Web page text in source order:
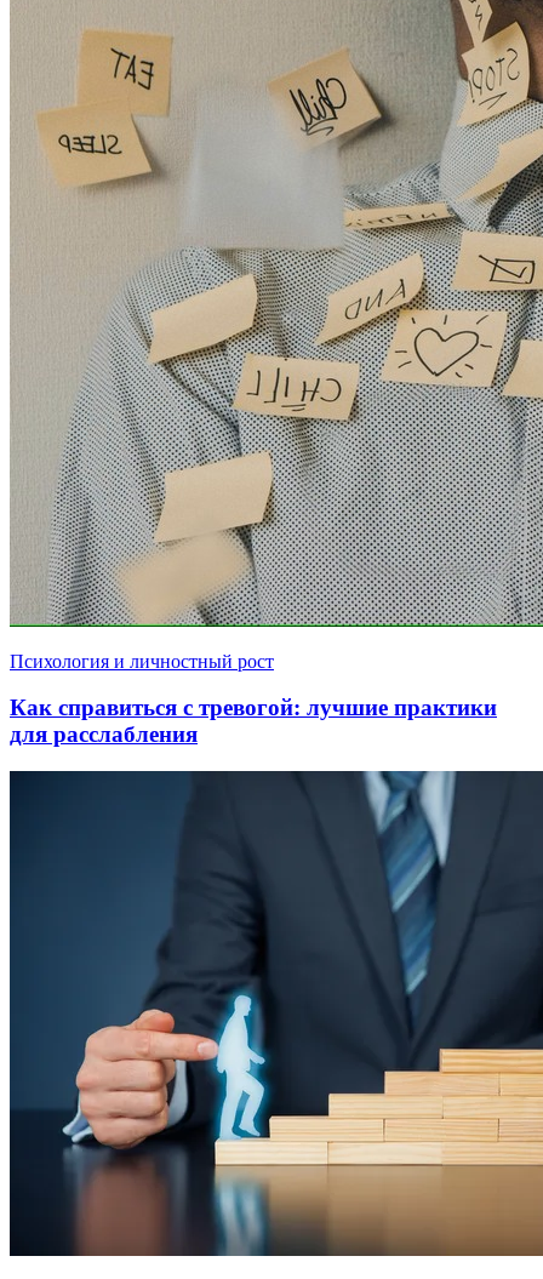
Психология и личностный рост
Как справиться с тревогой: лучшие практики
для расслабления